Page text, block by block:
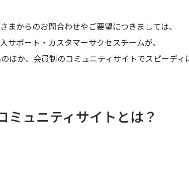
まからのお問合わせやご要望につきましては、
サポート・カスタマーサクセスチームが、
ほか、会員制のコミュニティサイトでスピーディ
ミュニティサイトとは？